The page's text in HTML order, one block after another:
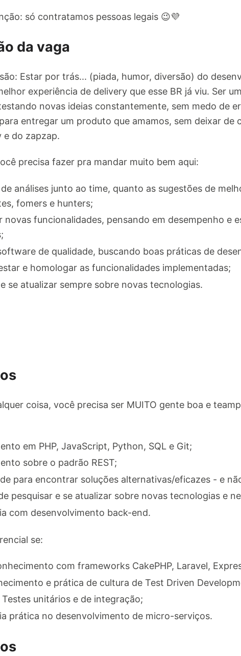
só contratamos pessoas legais 😉💜
da vaga
Estar por trás... (piada, humor, diversão) do
experiência de delivery que esse BR já viu. Ser
novas ideias constantemente, sem medo de
entregar um produto que amamos, sem deixar de
e do zapzap.
precisa fazer pra mandar muito bem aqui:
análises junto ao time, quanto as sugestões de
fomers e hunters;
novas funcionalidades, pensando em desempenho e
de qualidade, buscando boas práticas de
e homologar as funcionalidades implementadas;
se atualizar sempre sobre novas tecnologias.
coisa, você precisa ser MUITO gente boa e
em PHP, JavaScript, Python, SQL e Git;
sobre o padrão REST;
para encontrar soluções alternativas/eficazes - e
pesquisar e se atualizar sobre novas tecnologias e
com desenvolvimento back-end.
se:
com frameworks CakePHP, Laravel,
e prática de cultura de Test Driven
unitários e de integração;
prática no desenvolvimento de micro-serviços.